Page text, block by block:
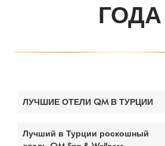
Ödül Töreni
Basında Biz
ГОДА
ЛУЧШИЕ ОТЕЛИ QM В ТУРЦИИ
Лучший в Турции роскошный